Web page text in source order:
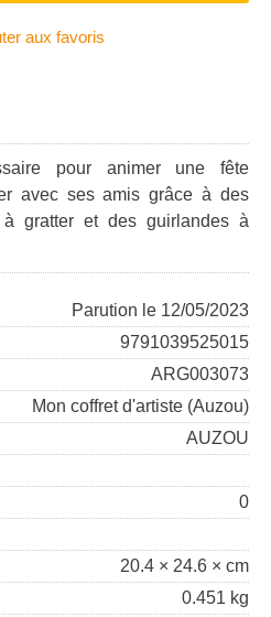
aux favoris
pour animer une fête
avec ses amis grâce à des
gratter et des guirlandes à
Parution le 12/05/2023
9791039525015
ARG003073
Mon coffret d'artiste (Auzou)
AUZOU
0
20.4 × 24.6 × cm
0.451 kg